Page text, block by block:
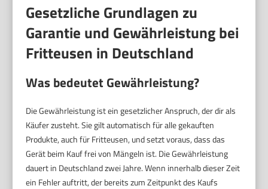
Gesetzliche Grundlagen zu
Garantie und Gewährleistung bei
Fritteusen in Deutschland
Was bedeutet Gewährleistung?
Die Gewährleistung ist ein gesetzlicher Anspruch, der dir als
Käufer zusteht. Sie gilt automatisch für alle gekauften
Produkte, auch für Fritteusen, und setzt voraus, dass das
Gerät beim Kauf frei von Mängeln ist. Die Gewährleistung
dauert in Deutschland zwei Jahre. Wenn innerhalb dieser Zeit
ein Fehler auftritt, der bereits zum Zeitpunkt des Kaufs